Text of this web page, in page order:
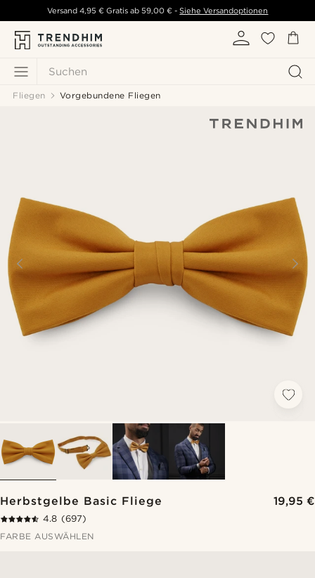
Suchen
Versand 4,95 € Gratis ab 59,00 € - Siehe Versandoptionen
Fliegen Vorgebundene Fliegen
Herbstgelbe Basic Fliege 19,95 €
4.8 (697)
FARBE AUSWÄHLEN